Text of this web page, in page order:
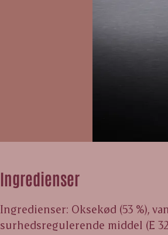
Ingredienser
Ingredienser: Oksekød (53 %),
surhedsregulerende middel (E